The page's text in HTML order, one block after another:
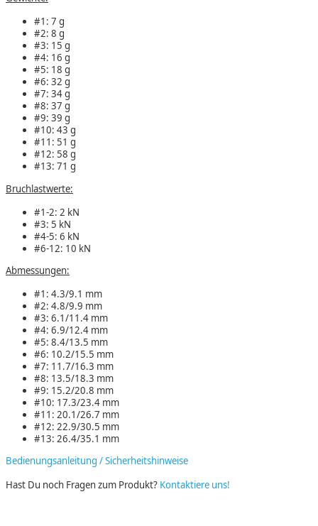
#1: 7 g
#2: 8 g
#3: 15 g
#4: 16 g
#5: 18 g
#6: 32 g
#7: 34 g
#8: 37 g
#9: 39 g
#10: 43 g
#11: 51 g
#12: 58 g
#13: 71 g
Bruchlastwerte:
#1-2: 2 kN
#3: 5 kN
#4-5: 6 kN
#6-12: 10 kN
Abmessungen:
#1: 4.3/9.1 mm
#2: 4.8/9.9 mm
#3: 6.1/11.4 mm
#4: 6.9/12.4 mm
#5: 8.4/13.5 mm
#6: 10.2/15.5 mm
#7: 11.7/16.3 mm
#8: 13.5/18.3 mm
#9: 15.2/20.8 mm
#10: 17.3/23.4 mm
#11: 20.1/26.7 mm
#12: 22.9/30.5 mm
#13: 26.4/35.1 mm
Bedienungsanleitung / Sicherheitshinweise
Hast Du noch Fragen zum Produkt? Kontaktiere uns!